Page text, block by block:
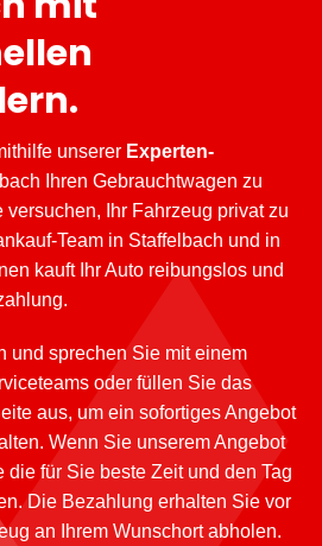
unserer Experten-
Ihren Gebrauchtwagen zu
Ihr Fahrzeug privat zu
Team in Staffelbach und in
kauft Ihr Auto reibungslos und
und sprechen Sie mit einem
oder füllen Sie das
aus, um ein sofortiges Angebot
Wenn Sie unserem Angebot
die für Sie beste Zeit und den Tag
Die Bezahlung erhalten Sie vor
an Ihrem Wunschort abholen.